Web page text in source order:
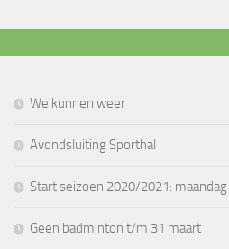
We kunnen weer
Avondsluiting Sporthal
Start seizoen 2020/2021:
Geen badminton t/m 31 maart